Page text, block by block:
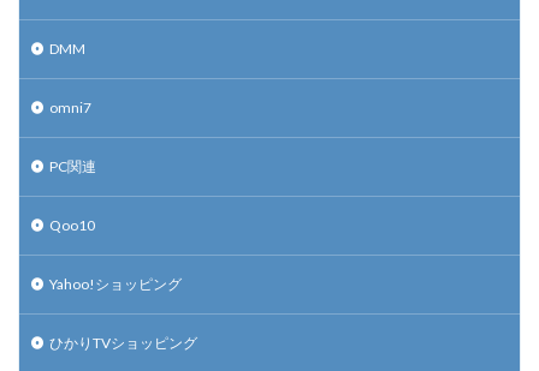
DMM
omni7
PC関連
Qoo10
Yahoo!ショッピング
ひかりTVショッピング